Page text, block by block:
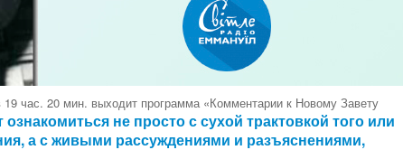
час. 20 мин. выходит программа «Комментарии к Новому Завету
не просто с сухой трактовкой того или
а с живыми рассуждениями и разъяснениями,